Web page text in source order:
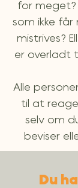
for meget?
som ikke får
mistrives?
er overladt
Alle
til at
selv om
beviser
Du